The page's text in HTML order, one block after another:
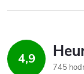
u
4,9
745